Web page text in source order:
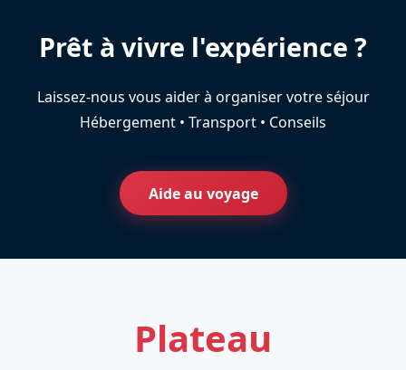
Prêt à vivre l'expérience ?
Laissez-nous vous aider à organiser votre séjour
Hébergement • Transport • Conseils
Aide au voyage
Plateau